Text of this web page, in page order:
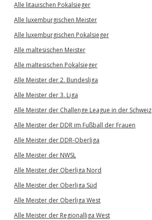
Alle litauischen Pokalsieger
Alle luxemburgischen Meister
Alle luxemburgischen Pokalsieger
Alle maltesischen Meister
Alle maltesischen Pokalsieger
Alle Meister der 2. Bundesliga
Alle Meister der 3. Liga
Alle Meister der Challenge League in der Schweiz
Alle Meister der DDR im Fußball der Frauen
Alle Meister der DDR-Oberliga
Alle Meister der NWSL
Alle Meister der Oberliga Nord
Alle Meister der Oberliga Süd
Alle Meister der Oberliga West
Alle Meister der Regionalliga West